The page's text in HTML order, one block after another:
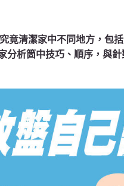
竟清潔家中不同地方，包
析箇中技巧、順序，與